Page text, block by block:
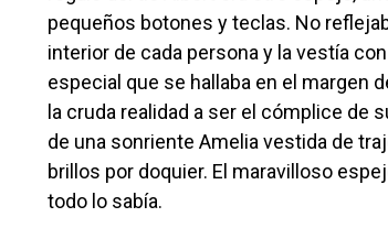
pequeños botones y teclas. No
interior de cada persona y la vestía
especial que se hallaba en el margen
la cruda realidad a ser el cómplice
de una sonriente Amelia vestida de
brillos por doquier. El maravilloso
todo lo sabía.